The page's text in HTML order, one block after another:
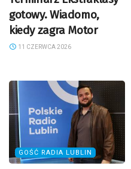
gotowy. Wiadomo,
kiedy zagra Motor
11 CZERWCA 2026
GOŚĆ RADIA LUBLIN